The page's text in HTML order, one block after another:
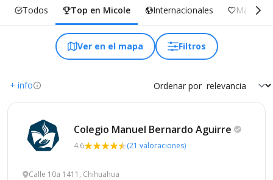
Todos Top en Micole Internacionales Más
Ver en el mapa Filtros
+ info Ordenar por
Colegio Manuel Bernardo Aguirre
4.6 (21 valoraciones)
Calle 10a 1411, Chihuahua